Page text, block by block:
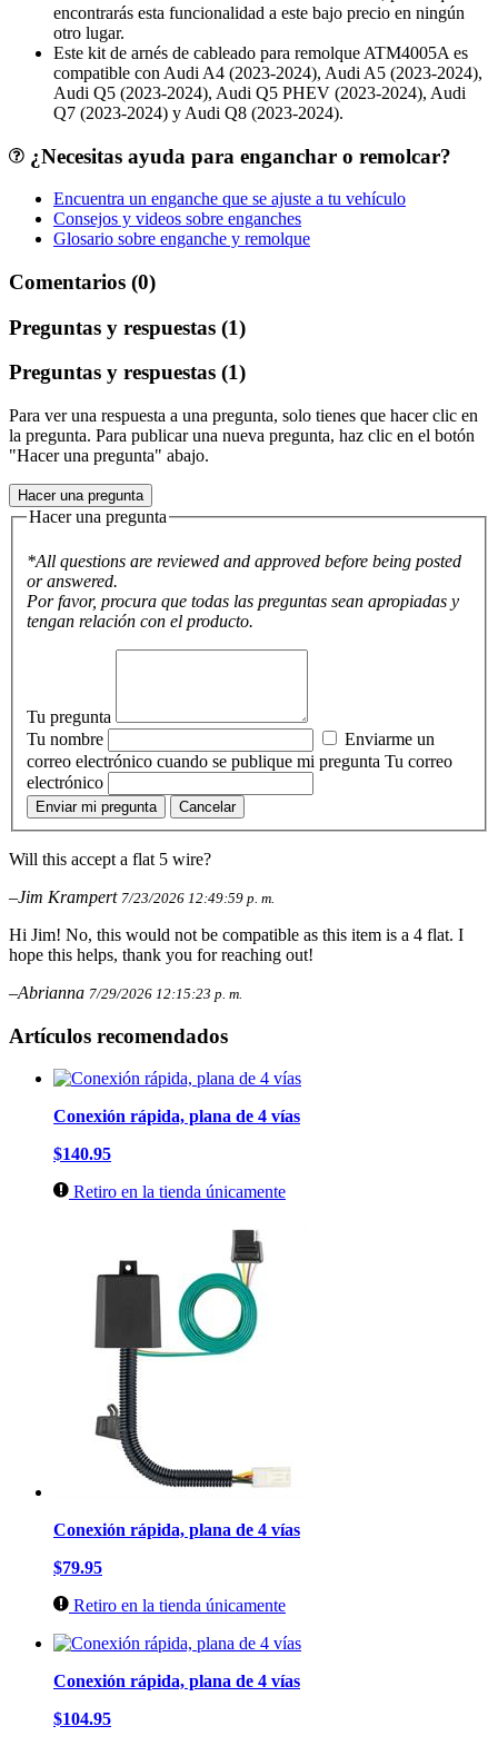
encontrarás esta funcionalidad a este bajo precio en ningún
otro lugar.
Este kit de arnés de cableado para remolque ATM4005A es
compatible con Audi A4 (2023-2024), Audi A5 (2023-2024),
Audi Q5 (2023-2024), Audi Q5 PHEV (2023-2024), Audi
Q7 (2023-2024) y Audi Q8 (2023-2024).
¿Necesitas ayuda para enganchar o remolcar?
Encuentra un enganche que se ajuste a tu vehículo
Consejos y videos sobre enganches
Glosario sobre enganche y remolque
Comentarios (0)
Preguntas y respuestas (1)
Preguntas y respuestas (1)
Para ver una respuesta a una pregunta, solo tienes que hacer clic en
la pregunta. Para publicar una nueva pregunta, haz clic en el botón
"Hacer una pregunta" abajo.
Hacer una pregunta
Hacer una pregunta
*All questions are reviewed and approved before being posted
or answered.
Por favor, procura que todas las preguntas sean apropiadas y
tengan relación con el producto.
Tu pregunta
Tu nombre
Enviarme un
correo electrónico cuando se publique mi pregunta Tu correo
electrónico
Enviar mi pregunta Cancelar
Will this accept a flat 5 wire?
–Jim Krampert 7/23/2026 12:49:59 p. m.
Hi Jim! No, this would not be compatible as this item is a 4 flat. I
hope this helps, thank you for reaching out!
–Abrianna 7/29/2026 12:15:23 p. m.
Artículos recomendados
Conexión rápida, plana de 4 vías
$140.95
Retiro en la tienda únicamente
Conexión rápida, plana de 4 vías
$79.95
Retiro en la tienda únicamente
Conexión rápida, plana de 4 vías
$104.95